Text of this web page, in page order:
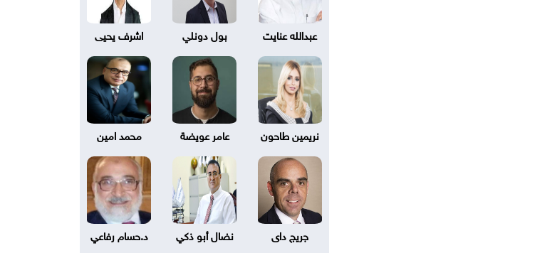
عبدالله عنايت بول دونلي اشرف يحيى
نريمين طاحون عامر عويضة محمد امين
جريج داى نضال أبو ذكي د.حسام رفاعي